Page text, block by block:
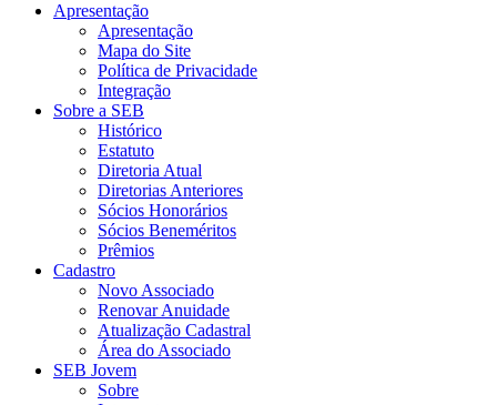
Apresentação
Apresentação
Mapa do Site
Política de Privacidade
Integração
Sobre a SEB
Histórico
Estatuto
Diretoria Atual
Diretorias Anteriores
Sócios Honorários
Sócios Beneméritos
Prêmios
Cadastro
Novo Associado
Renovar Anuidade
Atualização Cadastral
Área do Associado
SEB Jovem
Sobre